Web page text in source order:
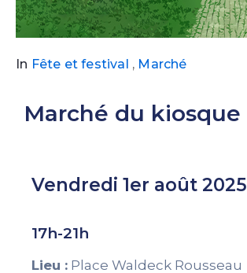
In Fête et festival , Marché
Marché du kiosque
Vendredi 1er août 2025
17h-21h
Lieu : Place Waldeck Rousseau